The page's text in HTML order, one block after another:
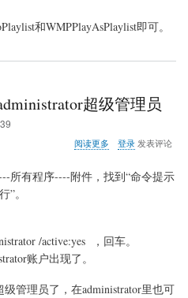
聯
樂
和WMPPlayAsPlaylist即可。
超级管理员
阅读更多
活
版
中
超
登录发表评论
所有程序----附件，找到“命令提示
。
/active:yes ，回车。
账户出现了。
管理员了，在administrator里也可